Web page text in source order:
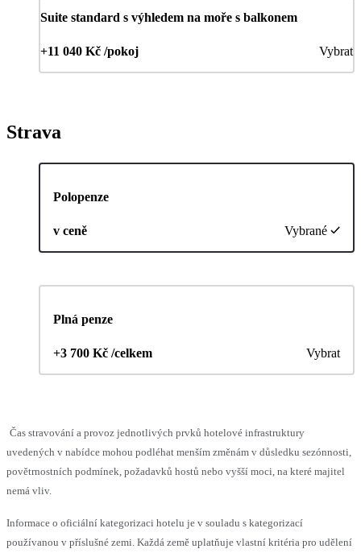
Suite standard s výhledem na moře s balkonem
+11 040 Kč /pokoj Vybrat
Strava
Polopenze
v ceně Vybrané
Plná penze
+3 700 Kč /celkem Vybrat
Čas stravování a provoz jednotlivých prvků hotelové infrastruktury
uvedených v nabídce mohou podléhat menším změnám v důsledku sezónnosti,
povětrnostních podmínek, požadavků hostů nebo vyšší moci, na které majitel
nemá vliv.
Informace o oficiální kategorizaci hotelu je v souladu s kategorizací
používanou v příslušné zemi. Každá země uplatňuje vlastní kritéria pro udělení